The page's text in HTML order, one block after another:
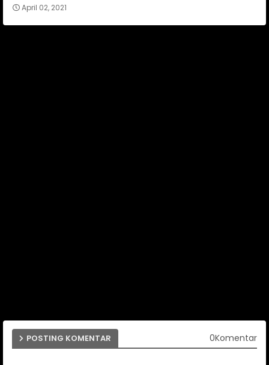
April 02, 2021
POSTING KOMENTAR 0Komentar